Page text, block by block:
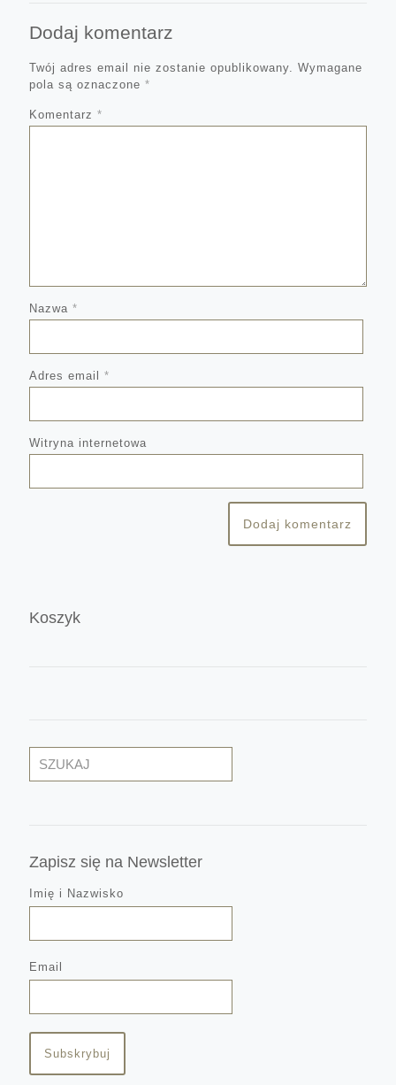
Dodaj komentarz
Twój adres email nie zostanie opublikowany.
Wymagane
pola są oznaczone *
Komentarz *
Nazwa *
Adres email *
Witryna internetowa
Koszyk
Szukaj
Zapisz się na Newsletter
Imię i Nazwisko
Email